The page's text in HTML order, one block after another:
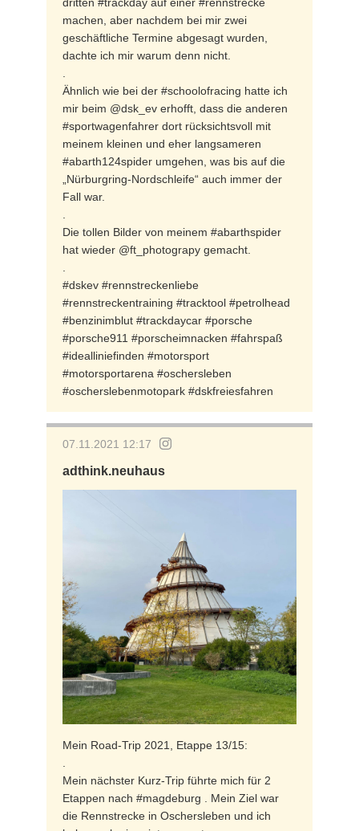
machen, aber nachdem bei mir zwei
geschäftliche Termine abgesagt wurden,
dachte ich mir warum denn nicht.
Ähnlich wie bei der #schoolofracing hatte ich
mir beim @dsk_ev erhofft, dass die anderen
#sportwagenfahrer dort rücksichtsvoll mit
meinem kleinen und eher langsameren
#abarth124spider umgehen, was bis auf die
„Nürburgring-Nordschleife“ auch immer der
Fall war.
Die tollen Bilder von meinem #abarthspider
hat wieder @ft_photograpy gemacht.
#dskev #rennstreckenliebe
#rennstreckentraining #tracktool #petrolhead
#benzinimblut #trackdaycar #porsche
#porsche911 #porscheimnacken #fahrspaß
#idealliniefinden #motorsport
#motorsportarena #oschersleben
#oscherslebenmotopark #dskfreiesfahren
07.11.2021 12:17
adthink.neuhaus
Mein Road-Trip 2021, Etappe 13/15:
Mein nächster Kurz-Trip führte mich für 2
Etappen nach #magdeburg . Mein Ziel war
die Rennstrecke in Oschersleben und ich